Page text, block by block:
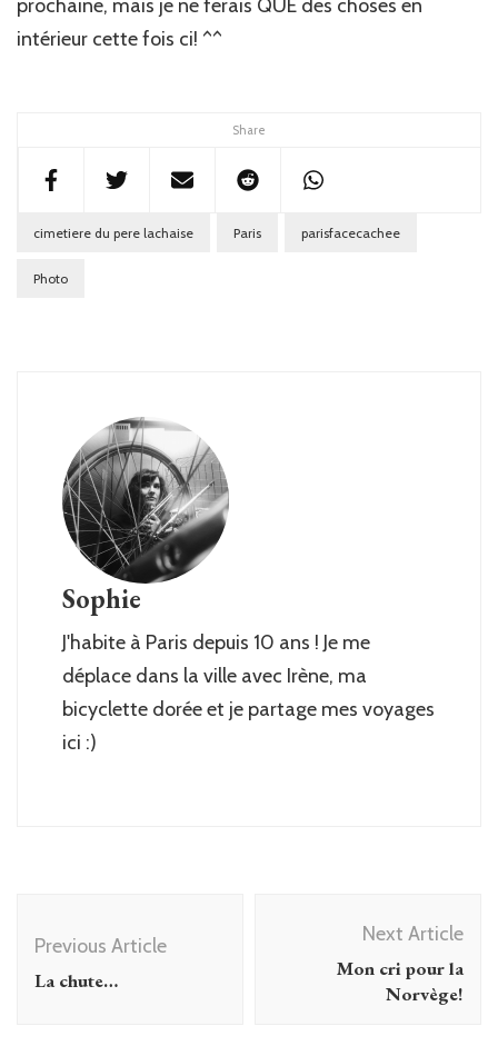
Share
prochaine, mais je ne ferais QUE des choses en
intérieur cette fois ci! ^^
cimetiere du pere lachaise Paris parisfacecachee
Photo
Sophie
J'habite à Paris depuis 10 ans ! Je me
déplace dans la ville avec Irène, ma
bicyclette dorée et je partage mes voyages
ici :)
Navigation
Previous Article
La chute…
Next Article
Mon cri pour la
Norvège!